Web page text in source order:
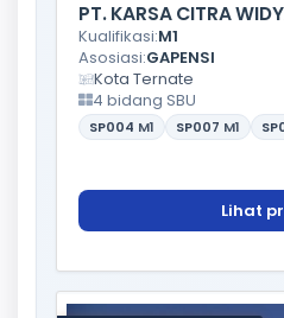
PT. KARSA CITRA
Kualifikasi:M1
Asosiasi:GAPENSI
Kota Ternate
4 bidang SBU
SP004 M1 SP007 M1
Lihat